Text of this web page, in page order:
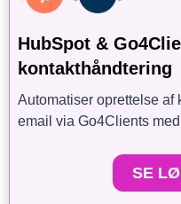
HubSpot &
kontakthåndtering
Automatiser oprettelse af
email via Go4Clients
SE